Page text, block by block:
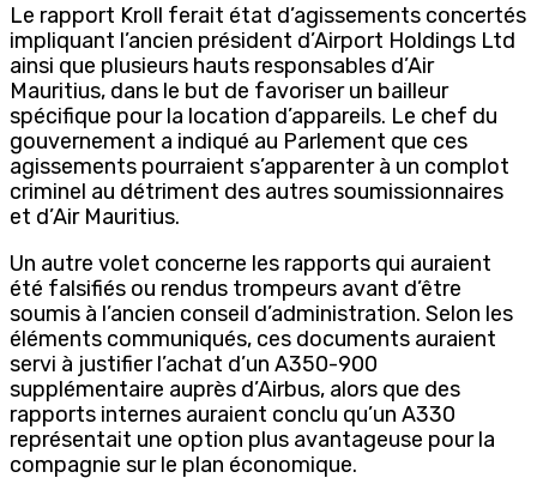
Le rapport Kroll ferait état d’agissements concertés
impliquant l’ancien président d’Airport Holdings Ltd
ainsi que plusieurs hauts responsables d’Air
Mauritius, dans le but de favoriser un bailleur
spécifique pour la location d’appareils. Le chef du
gouvernement a indiqué au Parlement que ces
agissements pourraient s’apparenter à un complot
criminel au détriment des autres soumissionnaires
et d’Air Mauritius.
Un autre volet concerne les rapports qui auraient
été falsifiés ou rendus trompeurs avant d’être
soumis à l’ancien conseil d’administration. Selon les
éléments communiqués, ces documents auraient
servi à justifier l’achat d’un A350-900
supplémentaire auprès d’Airbus, alors que des
rapports internes auraient conclu qu’un A330
représentait une option plus avantageuse pour la
compagnie sur le plan économique.